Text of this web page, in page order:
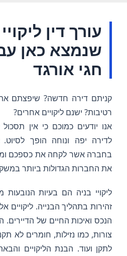
עורך דין
שנמצא כאן
חגי אורגד
קניתם דירה חדשה? שיפצתם
רטיבות? ישנם ליקויים אחרים?
אנו יודעים כמוכם כי אין
לדירה יפה ונוחה הופך
בחברה אשר לקחה את כספכם
את החברות הגדולות ביותר
ליקויי בניה הם בעיות
זהירות בתהליך הבנייה. ליקויים
הנכס ואיכות החיים של הדיירים.
צורות, כמו נזילות, חומרים לא
לתקן ועוד. הבנת הליקויים